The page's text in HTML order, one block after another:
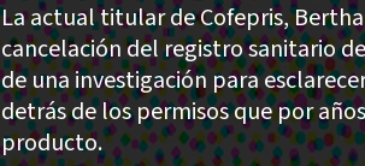
La actual titular de Cofepris,
cancelación del registro sanitario
de una investigación para
detrás de los permisos que por
producto.